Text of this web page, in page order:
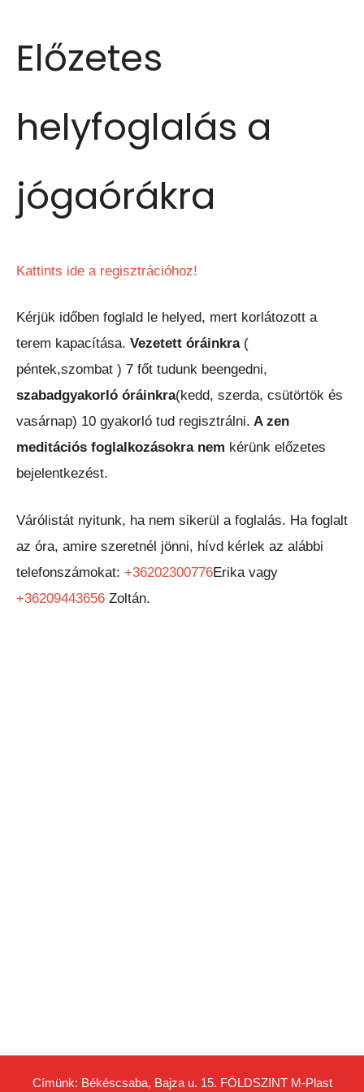
Előzetes
helyfoglalás a
jógaórákra
Kattints ide a regisztrációhoz!
Kérjük időben foglald le helyed, mert korlátozott a
terem kapacítása. Vezetett óráinkra(
péntek,szombat ) 7 főt tudunk beengedni,
szabadgyakorló óráinkra(kedd, szerda, csütörtök és
vasárnap) 10 gyakorló tud regisztrálni. A zen
meditációs foglalkozásokra nem kérünk előzetes
bejelentkezést.
Várólistát nyitunk, ha nem sikerül a foglalás. Ha foglalt
az óra, amire szeretnél jönni, hívd kérlek az alábbi
telefonszámokat: +36202300776Erika vagy
+36209443656 Zoltán.
Címünk: Békéscsaba, Bajza u. 15. FÖLDSZINT M-Plast